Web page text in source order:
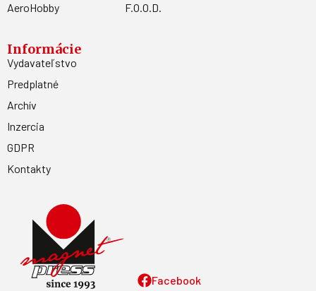
Facebook
AeroHobby
F.O.O.D.
Informácie
Vydavateľstvo
Predplatné
Archív
Inzercia
GDPR
Kontakty